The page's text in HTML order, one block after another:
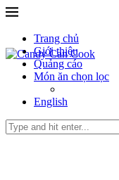
Trang chủ
Giới thiệu
Quảng cáo
Món ăn chọn lọc
English